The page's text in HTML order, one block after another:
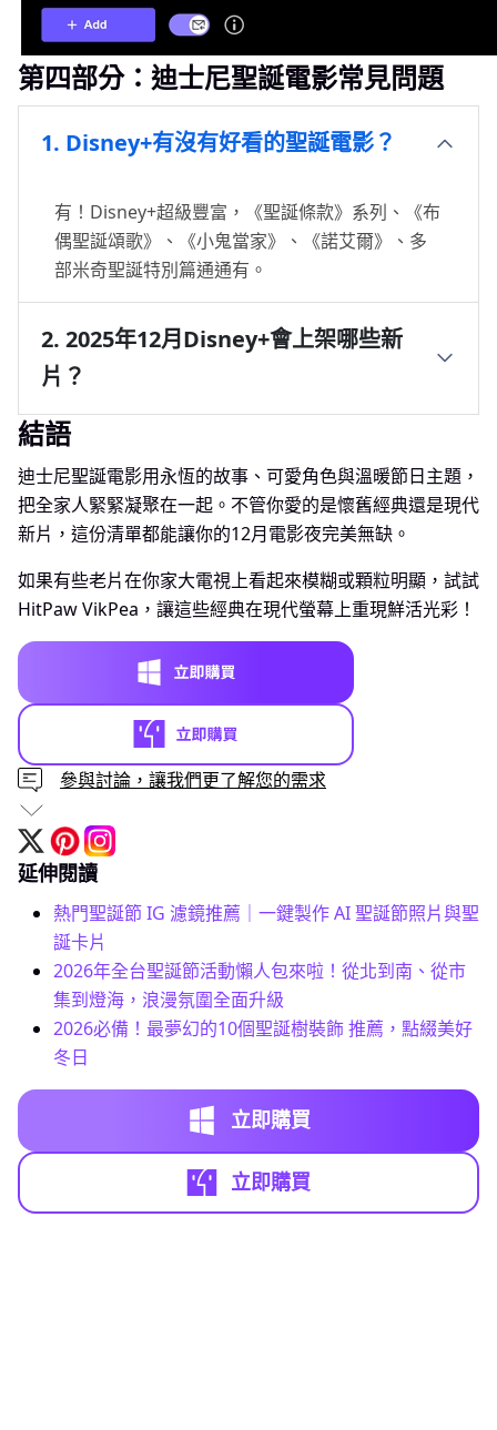
第四部分：迪士尼聖誕電影常見問題
1. Disney+有沒有好看的聖誕電影？
有！Disney+超級豐富，《聖誕條款》系列、《布
偶聖誕頌歌》、《小鬼當家》、《諾艾爾》、多
部米奇聖誕特別篇通通有。
2. 2025年12月Disney+會上架哪些新
片？
結語
迪士尼聖誕電影用永恆的故事、可愛角色與溫暖節日主題，
把全家人緊緊凝聚在一起。不管你愛的是懷舊經典還是現代
新片，這份清單都能讓你的12月電影夜完美無缺。
如果有些老片在你家大電視上看起來模糊或顆粒明顯，試試
HitPaw VikPea，讓這些經典在現代螢幕上重現鮮活光彩！
參與討論，讓我們更了解您的需求
延伸閱讀
熱門聖誕節 IG 濾鏡推薦｜一鍵製作 AI 聖誕節照片與聖
誕卡片
2026年全台聖誕節活動懶人包來啦！從北到南、從市
集到燈海，浪漫氛圍全面升級
2026必備！最夢幻的10個聖誕樹裝飾 推薦，點綴美好
冬日
立即購買
立即購買